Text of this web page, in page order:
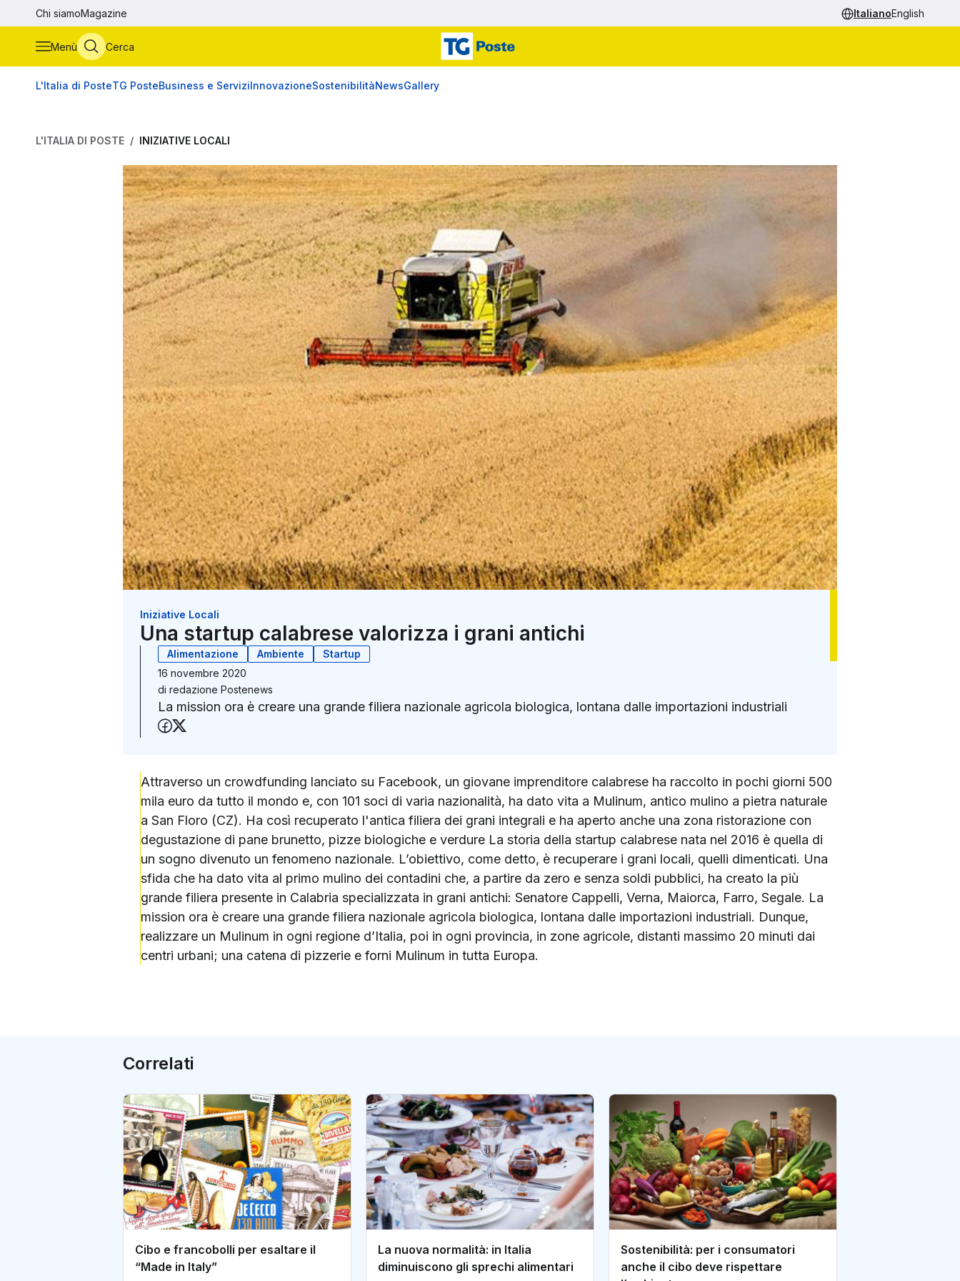
Vai al contenuto principale
Chi siamoMagazine ItalianoEnglish
Menù Cerca
L'Italia di PosteTG PosteBusiness e ServiziInnovazioneSostenibilitàNewsGallery
L'ITALIA DI POSTE INIZIATIVE LOCALI
Iniziative Locali
Una startup calabrese valorizza i grani antichi
Alimentazione Ambiente
Startup
16 novembre 2020
di redazione Postenews
La mission ora è creare una grande filiera nazionale agricola biologica, lontana dalle importazioni industriali
Condividi su Facebook
Attraverso un crowdfunding lanciato su Facebook, un giovane imprenditore calabrese ha raccolto in pochi giorni 500
mila euro da tutto il mondo e, con 101 soci di varia nazionalità, ha dato vita a Mulinum, antico mulino a pietra naturale
a San Floro (CZ). Ha così recuperato l'antica filiera dei grani integrali e ha aperto anche una zona ristorazione con
degustazione di pane brunetto, pizze biologiche e verdure La storia della startup calabrese nata nel 2016 è quella di
un sogno divenuto un fenomeno nazionale. L’obiettivo, come detto, è recuperare i grani locali, quelli dimenticati. Una
sfida che ha dato vita al primo mulino dei contadini che, a partire da zero e senza soldi pubblici, ha creato la più
grande filiera presente in Calabria specializzata in grani antichi: Senatore Cappelli, Verna, Maiorca, Farro, Segale. La
mission ora è creare una grande filiera nazionale agricola biologica, lontana dalle importazioni industriali. Dunque,
realizzare un Mulinum in ogni regione d’Italia, poi in ogni provincia, in zone agricole, distanti massimo 20 minuti dai
centri urbani; una catena di pizzerie e forni Mulinum in tutta Europa.
Correlati
Cibo e francobolli per esaltare il
“Made in Italy”
La nuova normalità: in Italia
diminuiscono gli sprechi alimentari
Sostenibilità: per i consumatori
anche il cibo deve rispettare